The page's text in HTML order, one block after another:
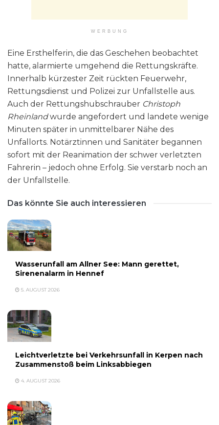
WERBUNG
Eine Ersthelferin, die das Geschehen beobachtet
hatte, alarmierte umgehend die Rettungskräfte.
Innerhalb kürzester Zeit rückten Feuerwehr,
Rettungsdienst und Polizei zur Unfallstelle aus.
Auch der Rettungshubschrauber Christoph
Rheinlandwurde angefordert und landete wenige
Minuten später in unmittelbarer Nähe des
Unfallorts. Notärztinnen und Sanitäter begannen
sofort mit der Reanimation der schwer verletzten
Fahrerin – jedoch ohne Erfolg. Sie verstarb noch an
der Unfallstelle.
Das könnte Sie auch interessieren
Wasserunfall am Allner See: Mann gerettet,
Sirenenalarm in Hennef
5. AUGUST 2026
Leichtverletzte bei Verkehrsunfall in Kerpen nach
Zusammenstoß beim Linksabbiegen
4. AUGUST 2026